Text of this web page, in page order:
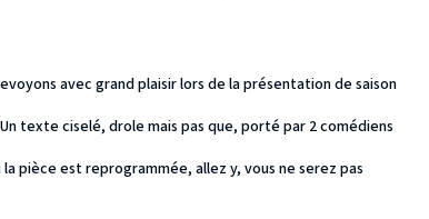
avec grand plaisir lors de la présentation de saison
texte ciselé, drole mais pas que, porté par 2 comédiens
pièce est reprogrammée, allez y, vous ne serez pas